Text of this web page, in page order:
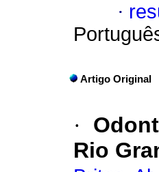
·
Artigo Original
·
Rio